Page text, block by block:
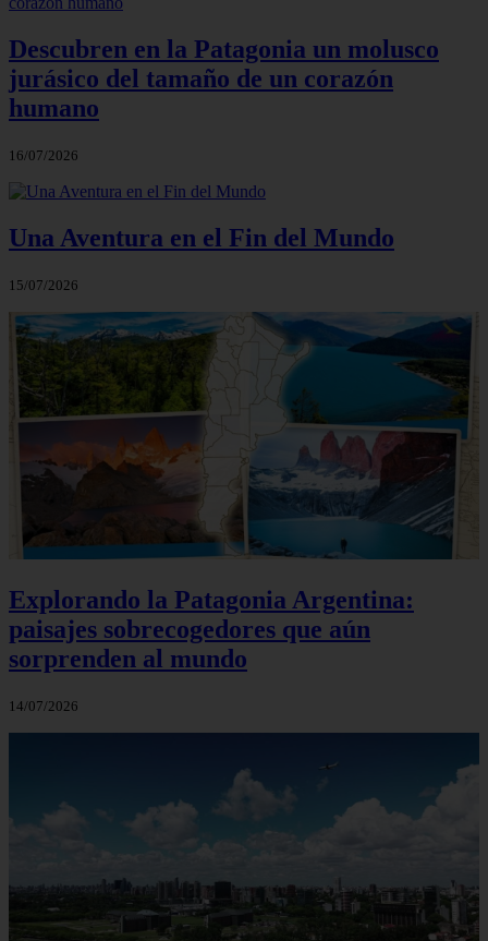
Descubren en la Patagonia un molusco
jurásico del tamaño de un corazón
humano
16/07/2026
Una Aventura en el Fin del Mundo
15/07/2026
Explorando la Patagonia Argentina:
paisajes sobrecogedores que aún
sorprenden al mundo
14/07/2026